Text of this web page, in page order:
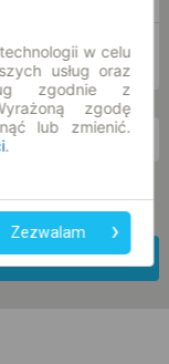
w celu
usług oraz
zgodnie z
zgodę
lub zmienić.
.
Zezwalam